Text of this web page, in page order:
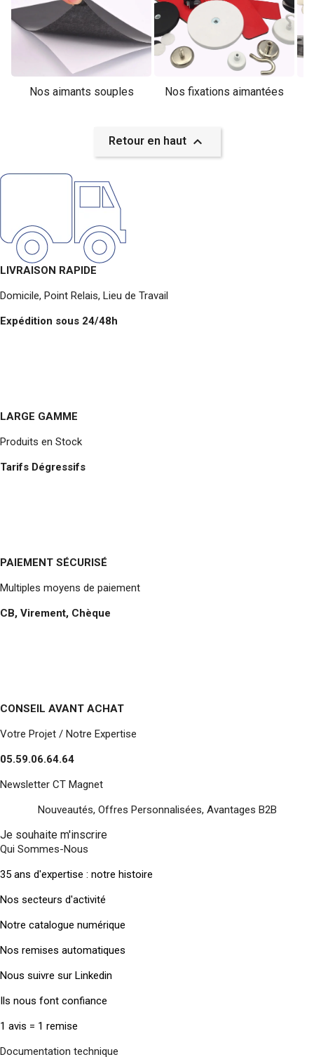
Nos aimants souples Nos fixations aimantées
Retour en haut 
LIVRAISON RAPIDE
Domicile, Point Relais, Lieu de Travail
Expédition sous 24/48h
LARGE GAMME
Produits en Stock
Tarifs Dégressifs
PAIEMENT SÉCURISÉ
Multiples moyens de paiement
CB, Virement, Chèque
CONSEIL AVANT ACHAT
Votre Projet / Notre Expertise
05.59.06.64.64
Newsletter CT Magnet
Nouveautés, Offres Personnalisées, Avantages B2B
Je souhaite m'inscrire
Qui Sommes-Nous
35 ans d'expertise : notre histoire
Nos secteurs d'activité
Notre catalogue numérique
Nos remises automatiques
Nous suivre sur Linkedin
Ils nous font confiance
1 avis = 1 remise
Documentation technique